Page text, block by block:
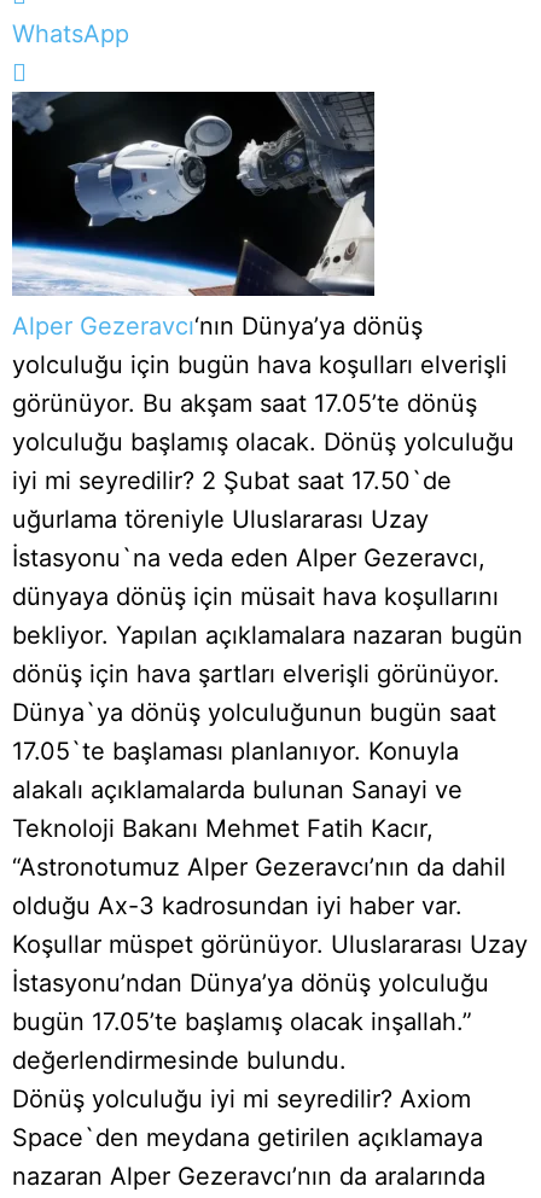
WhatsApp
Alper Gezeravcı‘nın Dünya’ya dönüş
yolculuğu için bugün hava koşulları elverişli
görünüyor. Bu akşam saat 17.05’te dönüş
yolculuğu başlamış olacak. Dönüş yolculuğu
iyi mi seyredilir? 2 Şubat saat 17.50`de
uğurlama töreniyle Uluslararası Uzay
İstasyonu`na veda eden Alper Gezeravcı,
dünyaya dönüş için müsait hava koşullarını
bekliyor. Yapılan açıklamalara nazaran bugün
dönüş için hava şartları elverişli görünüyor.
Dünya`ya dönüş yolculuğunun bugün saat
17.05`te başlaması planlanıyor. Konuyla
alakalı açıklamalarda bulunan Sanayi ve
Teknoloji Bakanı Mehmet Fatih Kacır,
“Astronotumuz Alper Gezeravcı’nın da dahil
olduğu Ax-3 kadrosundan iyi haber var.
Koşullar müspet görünüyor. Uluslararası Uzay
İstasyonu’ndan Dünya’ya dönüş yolculuğu
bugün 17.05’te başlamış olacak inşallah.”
değerlendirmesinde bulundu.
Dönüş yolculuğu iyi mi seyredilir? Axiom
Space`den meydana getirilen açıklamaya
nazaran Alper Gezeravcı’nın da aralarında